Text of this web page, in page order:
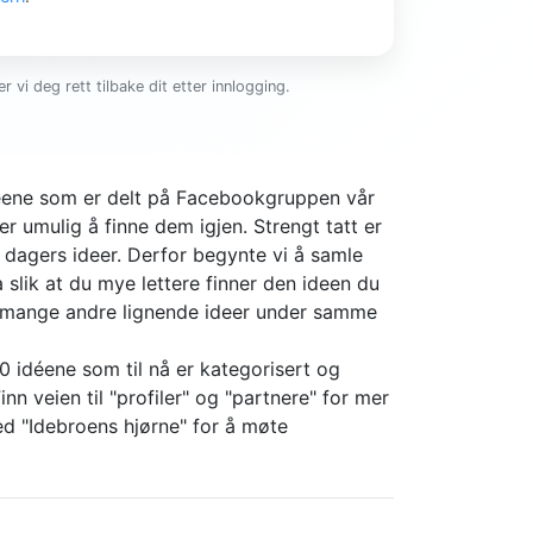
vi deg rett tilbake dit etter innlogging.
som er delt på Facebookgruppen vår
umulig å finne dem igjen. Strengt tatt er
ideer. Derfor begynte vi å samle
at du mye lettere finner den ideen du
andre lignende ideer under samme
idéene som til nå er kategorisert og
veien til "profiler" og "partnere" for mer
"Idebroens hjørne" for å møte